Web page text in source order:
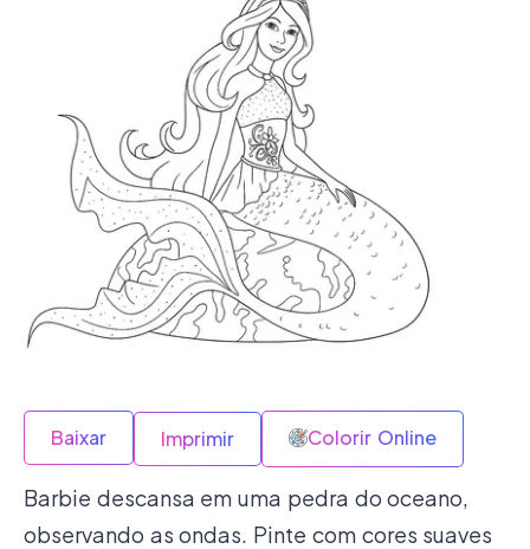
Baixar Imprimir Colorir Online
Barbie descansa em uma pedra do oceano,
observando as ondas. Pinte com cores suaves